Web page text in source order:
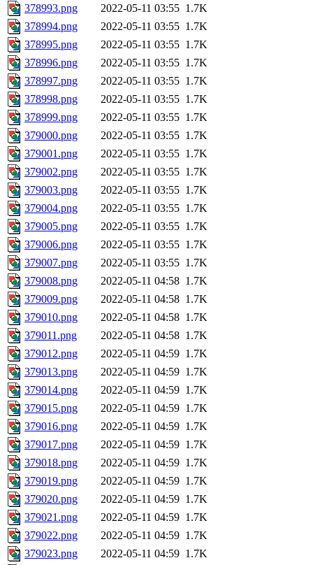
378993.png
2022-05-11 03:55 1.7K
378994.png
2022-05-11 03:55 1.7K
378995.png
2022-05-11 03:55 1.7K
378996.png
2022-05-11 03:55 1.7K
378997.png
2022-05-11 03:55 1.7K
378998.png
2022-05-11 03:55 1.7K
378999.png
2022-05-11 03:55 1.7K
379000.png
2022-05-11 03:55 1.7K
379001.png
2022-05-11 03:55 1.7K
379002.png
2022-05-11 03:55 1.7K
379003.png
2022-05-11 03:55 1.7K
379004.png
2022-05-11 03:55 1.7K
379005.png
2022-05-11 03:55 1.7K
379006.png
2022-05-11 03:55 1.7K
379007.png
2022-05-11 03:55 1.7K
379008.png
2022-05-11 04:58 1.7K
379009.png
2022-05-11 04:58 1.7K
379010.png
2022-05-11 04:58 1.7K
379011.png
2022-05-11 04:58 1.7K
379012.png
2022-05-11 04:59 1.7K
379013.png
2022-05-11 04:59 1.7K
379014.png
2022-05-11 04:59 1.7K
379015.png
2022-05-11 04:59 1.7K
379016.png
2022-05-11 04:59 1.7K
379017.png
2022-05-11 04:59 1.7K
379018.png
2022-05-11 04:59 1.7K
379019.png
2022-05-11 04:59 1.7K
379020.png
2022-05-11 04:59 1.7K
379021.png
2022-05-11 04:59 1.7K
379022.png
2022-05-11 04:59 1.7K
379023.png
2022-05-11 04:59 1.7K